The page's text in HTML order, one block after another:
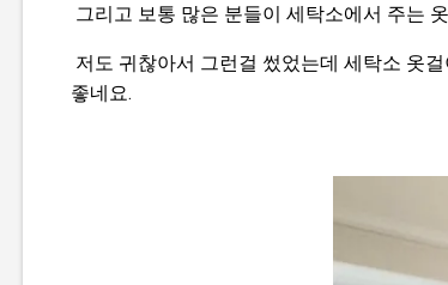
그리고 보통 많은 분들이 세탁소에서 주는
저도 귀찮아서 그런걸 썼었는데 세탁소 옷
좋네요.